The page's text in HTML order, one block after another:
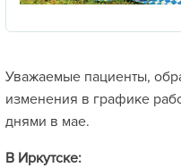
Уважаемые пациенты,
изменения в графике
днями в мае.
В Иркутске: